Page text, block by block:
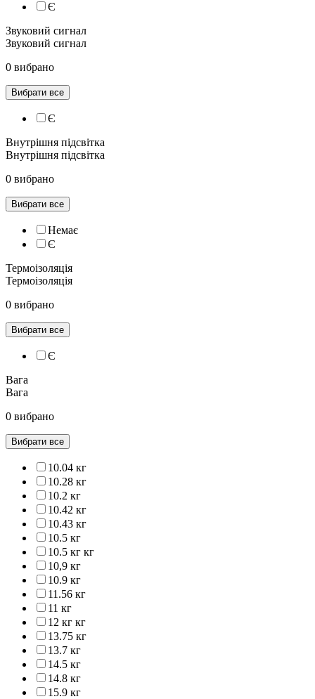
Є
Звуковий сигнал
Звуковий сигнал
0 вибрано
Вибрати все
Є
Внутрішня підсвітка
Внутрішня підсвітка
0 вибрано
Вибрати все
Немає
Є
Термоізоляція
Термоізоляція
0 вибрано
Вибрати все
Є
Вага
Вага
0 вибрано
Вибрати все
10.04 кг
10.28 кг
10.2 кг
10.42 кг
10.43 кг
10.5 кг
10.5 кг кг
10,9 кг
10.9 кг
11.56 кг
11 кг
12 кг кг
13.75 кг
13.7 кг
14.5 кг
14.8 кг
15.9 кг